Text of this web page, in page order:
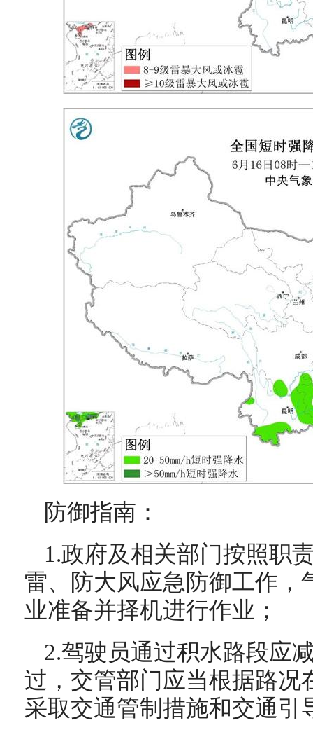
防御指南：
1.政府及相关部门按照职
雷、防大风应急防御工作，
业准备并择机进行作业；
2.驾驶员通过积水路段应
过，交管部门应当根据路况
采取交通管制措施和交通引